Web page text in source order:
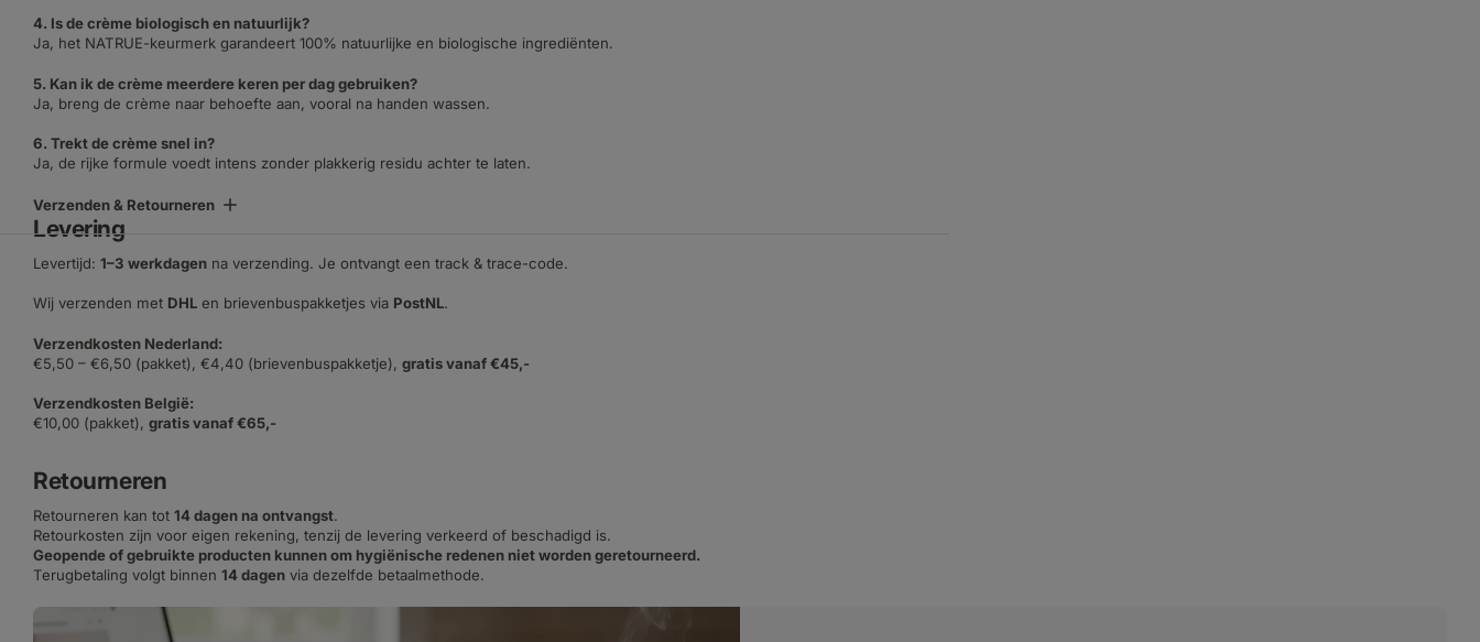
4. Is de crème biologisch en natuurlijk?
Ja, het NATRUE-keurmerk garandeert 100% natuurlijke en biologische ingrediënten.
5. Kan ik de crème meerdere keren per dag gebruiken?
Ja, breng de crème naar behoefte aan, vooral na handen wassen.
6. Trekt de crème snel in?
Ja, de rijke formule voedt intens zonder plakkerig residu achter te laten.
Verzenden & Retourneren
Levering
Levertijd: 1–3 werkdagen na verzending. Je ontvangt een track & trace-code.
Wij verzenden met DHL en brievenbuspakketjes via PostNL.
Verzendkosten Nederland:
€5,50 – €6,50 (pakket), €4,40 (brievenbuspakketje), gratis vanaf €45,-
Verzendkosten België:
€10,00 (pakket), gratis vanaf €65,-
Retourneren
Retourneren kan tot 14 dagen na ontvangst.
Retourkosten zijn voor eigen rekening, tenzij de levering verkeerd of beschadigd is.
Geopende of gebruikte producten kunnen om hygiënische redenen niet worden geretourneerd.
Terugbetaling volgt binnen 14 dagen via dezelfde betaalmethode.